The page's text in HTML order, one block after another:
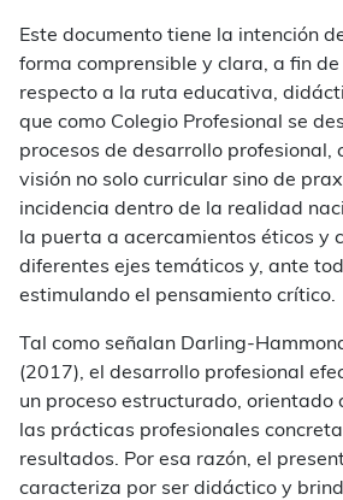
Este documento tiene la intención
forma comprensible y clara, a fin
respecto a la ruta educativa,
que como Colegio Profesional se
procesos de desarrollo profesional,
visión no solo curricular sino de
incidencia dentro de la realidad
la puerta a acercamientos éticos y
diferentes ejes temáticos y, ante
estimulando el pensamiento crítico.
Tal como señalan Darling-
(2017), el desarrollo profesional
un proceso estructurado, orientado
las prácticas profesionales
resultados. Por esa razón, el
caracteriza por ser didáctico y